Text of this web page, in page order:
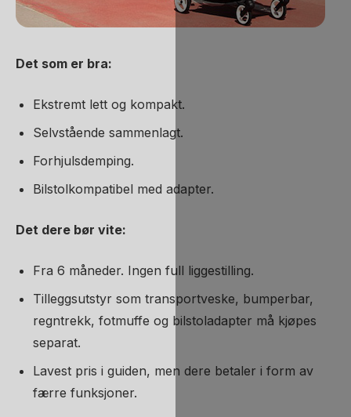
Det som er bra:
Ekstremt lett og kompakt.
Selvstående sammenlagt.
Forhjulsdemping.
Bilstolkompatibel med adapter.
Det dere bør vite:
Fra 6 måneder. Ingen full liggestilling.
Tilleggsutstyr som transportveske, bumperbar,
regntrekk, fotmuffe og bilstoladapter må kjøpes
separat.
Lavest pris i guiden, men dere betaler i form av
færre funksjoner.